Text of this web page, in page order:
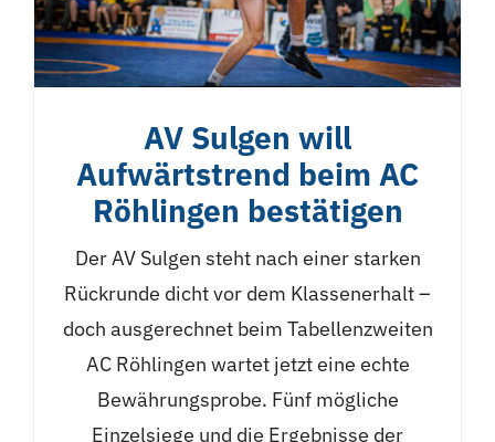
AV Sulgen will
Aufwärtstrend beim AC
Röhlingen bestätigen
Der AV Sulgen steht nach einer starken
Rückrunde dicht vor dem Klassenerhalt –
doch ausgerechnet beim Tabellenzweiten
AC Röhlingen wartet jetzt eine echte
Bewährungsprobe. Fünf mögliche
Einzelsiege und die Ergebnisse der